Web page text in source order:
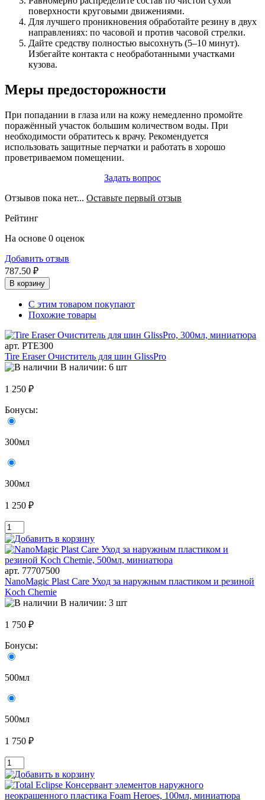
поверхности круговыми движениями.
Для лучшего проникновения обработайте резину в двух
направлениях: по часовой и против часовой стрелки.
Дайте средству полностью высохнуть (5–10 минут).
Избегайте контакта с необработанными участками
кузова.
Меры предосторожности
При попадании в глаза или на кожу немедленно промойте
поражённый участок большим количеством воды. При
необходимости обратитесь к врачу. Рекомендуется
использовать защитные перчатки и работать в хорошо
проветриваемом помещении.
Задать вопрос
Отзывов пока нет... Оставьте первый отзыв
Рейтинг
На основе 0 оценок
Добавить отзыв
787.50 ₽
В корзину
С этим товаром покупают
Похожие товары
арт. PTE300
Tire Eraser Очиститель для шин GlissPro
В наличии: 6 шт
1 250 ₽
Бонусы:
300мл
300мл
1 250 ₽
арт. 77707500
NanoMagic Plast Care Уход за наружным пластиком и резиной
Koch Chemie
В наличии: 3 шт
1 750 ₽
Бонусы:
500мл
500мл
1 750 ₽